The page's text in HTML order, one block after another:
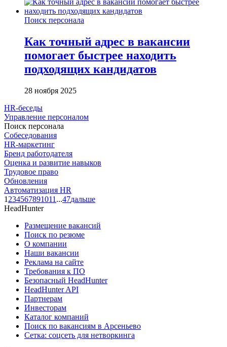
Поиск персонала
Как точный адрес в вакансии
помогает быстрее находить
подходящих кандидатов
28 ноября 2025
HR-беседы
Управление персоналом
Поиск персонала
Собеседования
HR-маркетинг
Бренд работодателя
Оценка и развитие навыков
Трудовое право
Обновления
Автоматизация HR
1 234567891011 ...47дальше
HeadHunter
Размещение вакансий
Поиск по резюме
О компании
Наши вакансии
Реклама на сайте
Требования к ПО
Безопасный HeadHunter
HeadHunter API
Партнерам
Инвесторам
Каталог компаний
Поиск по вакансиям в Арсеньево
Сетка: соцсеть для нетворкинга